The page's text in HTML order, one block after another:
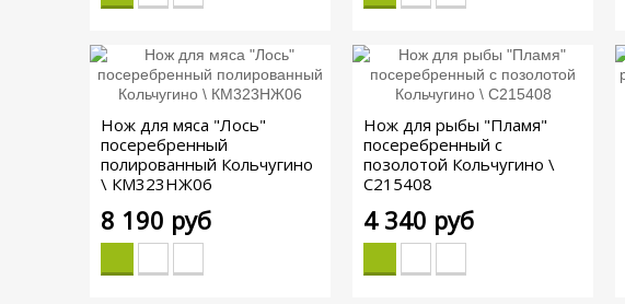
Нож для мяса "Лось"
посеребренный
полированный Кольчугино
\ КМ323НЖ06
8 190 руб
Нож для рыбы "Пламя"
посеребренный с
позолотой Кольчугино \
С215408
4 340 руб